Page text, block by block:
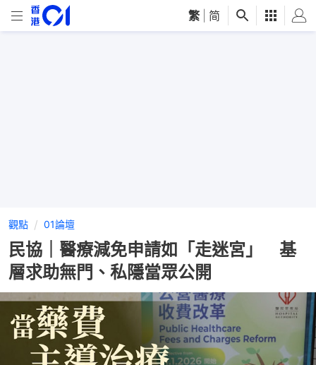
繁 简
觀點 01論壇
民協｜醫療減免申請如「走迷宮」 基
層求助無門、私隱當眾公開